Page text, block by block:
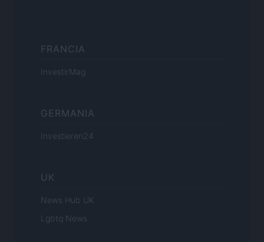
FRANCIA
InvestirMag
GERMANIA
Investieren24
UK
News Hub UK
Lgbtq News